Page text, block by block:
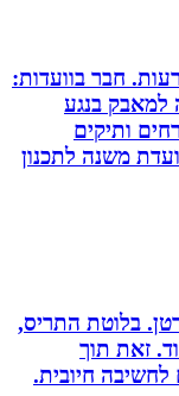
חבר בוועדות:
בנגע
ותיקים
משנה לתכנון
בלוטת התריס,
זאת תוך
חיובית.